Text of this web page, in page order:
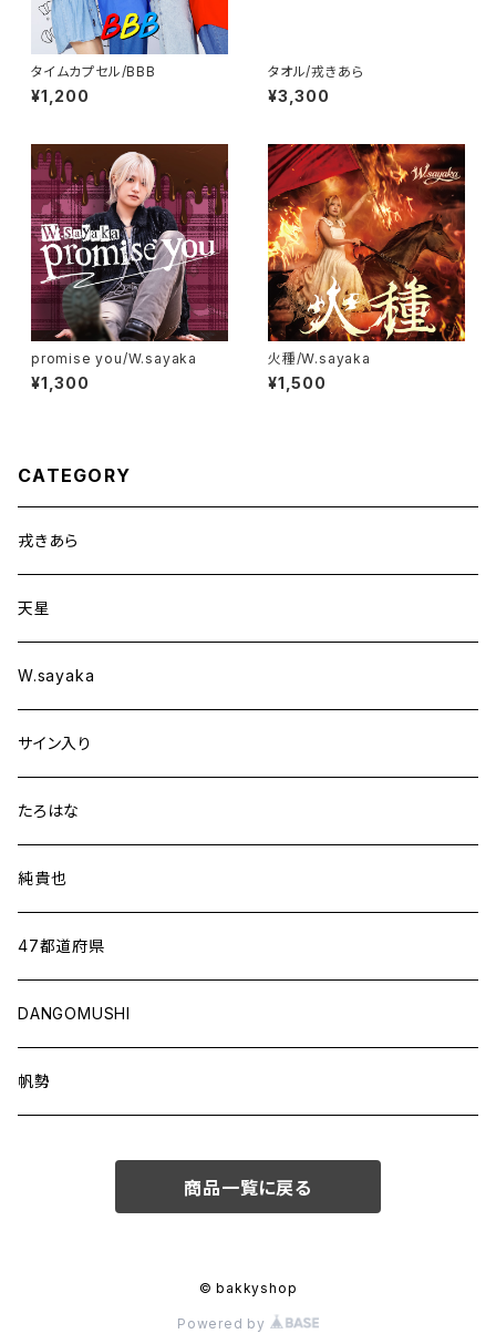
タイムカプセル/BBB
¥1,200
タオル/戎きあら
¥3,300
promise you/W.sayaka
¥1,300
火種/W.sayaka
¥1,500
CATEGORY
戎きあら
天星
W.sayaka
サイン入り
たろはな
純貴也
47都道府県
DANGOMUSHI
帆勢
商品一覧に戻る
© bakkyshop
Powered by